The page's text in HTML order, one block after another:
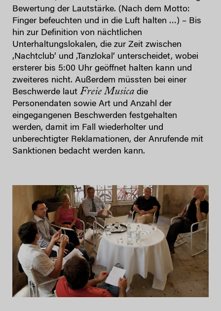
Bewertung der Lautstärke. (Nach dem Motto:
Finger befeuchten und in die Luft halten …) – Bis
hin zur Definition von nächtlichen
Unterhaltungslokalen, die zur Zeit zwischen
‚Nachtclub‘ und ‚Tanzlokal‘ unterscheidet, wobei
ersterer bis 5:00 Uhr geöffnet halten kann und
zweiteres nicht. Außerdem müssten bei einer
Beschwerde laut Freie Musica die
Personendaten sowie Art und Anzahl der
eingegangenen Beschwerden festgehalten
werden, damit im Fall wiederholter und
unberechtigter Reklamationen, der Anrufende mit
Sanktionen bedacht werden kann.